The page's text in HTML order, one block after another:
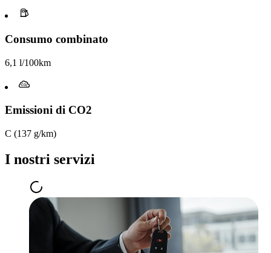
Consumo combinato
6,1 l/100km
Emissioni di CO2
C (137 g/km)
I nostri servizi